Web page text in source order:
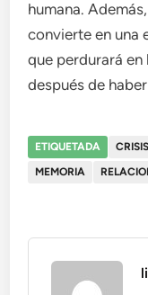
humana.
convierte en una
que perdurará
después de
ETIQUETADA CRISIS
MEMORIA